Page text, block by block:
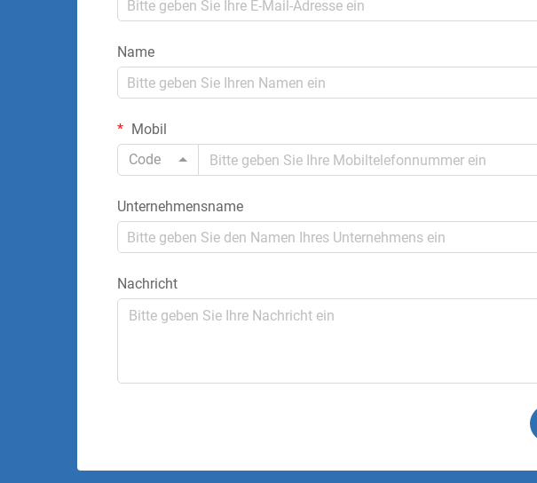
Name
Mobil
Code
Unternehmensname
Nachricht